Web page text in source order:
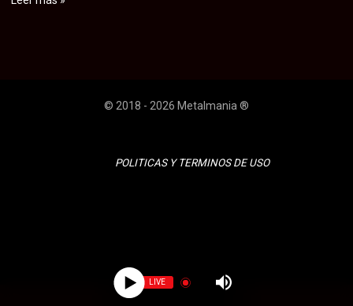
© 2018 - 2026 Metalmania ®
LIVE
POLITICAS Y TERMINOS DE USO